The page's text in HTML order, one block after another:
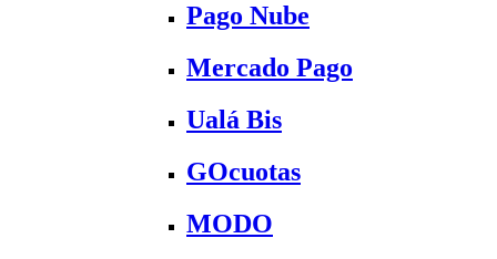
Pago Nube
Mercado Pago
Ualá Bis
GOcuotas
MODO